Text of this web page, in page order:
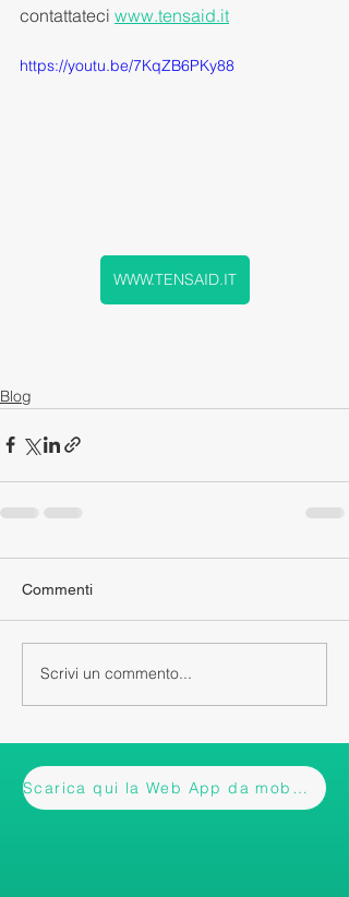
contattateci www.tensaid.it
https://youtu.be/7KqZB6PKy88
WWW.TENSAID.IT
Blog
Commenti
Scrivi un commento...
Scarica qui la Web App da mobile